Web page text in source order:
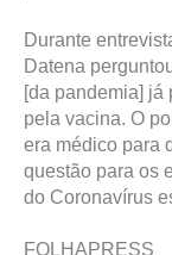
Durante
Datena
[da pandemia]
pela vacina. O
era médico para
questão para os
do Coronavírus
FOLHAPRESS